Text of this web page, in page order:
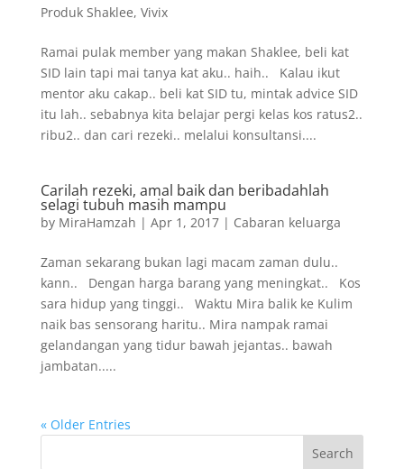
Produk Shaklee, Vivix
Ramai pulak member yang makan Shaklee, beli kat
SID lain tapi mai tanya kat aku.. haih.. Kalau ikut
mentor aku cakap.. beli kat SID tu, mintak advice SID
itu lah.. sebabnya kita belajar pergi kelas kos ratus2..
ribu2.. dan cari rezeki.. melalui konsultansi....
Carilah rezeki, amal baik dan beribadahlah
selagi tubuh masih mampu
by MiraHamzah | Apr 1, 2017| Cabaran keluarga
Zaman sekarang bukan lagi macam zaman dulu..
kann.. Dengan harga barang yang meningkat.. Kos
sara hidup yang tinggi.. Waktu Mira balik ke Kulim
naik bas sensorang haritu.. Mira nampak ramai
gelandangan yang tidur bawah jejantas.. bawah
jambatan.....
« Older Entries